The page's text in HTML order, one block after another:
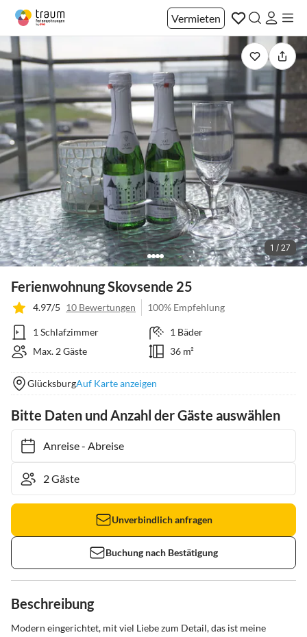
Vermieten
1 / 27
Ferienwohnung Skovsende 25
4.97/5 10 Bewertungen 100% Empfehlung
1 Schlafzimmer
1 Bäder
Max. 2 Gäste
36 m²
GlücksburgAuf Karte anzeigen
Bitte Daten und Anzahl der Gäste auswählen
Anreise- Abreise
Unverbindlich anfragen
Buchung nach Bestätigung
Beschreibung
Modern eingerichtet, mit viel Liebe zum Detail, das ist meine